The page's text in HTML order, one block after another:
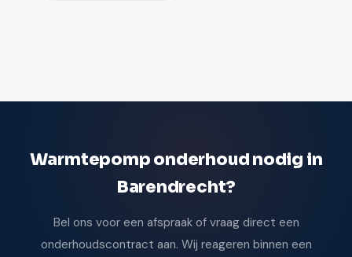
Warmtepomp onderhoud nodig in
Barendrecht?
Bel ons voor een afspraak of vraag direct een
onderhoudscontract aan. Wij reageren binnen een